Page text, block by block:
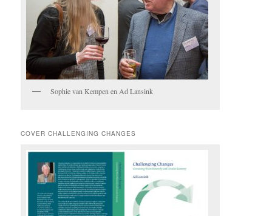
Sophie van Kempen en Ad Lansink
COVER CHALLENGING CHANGES